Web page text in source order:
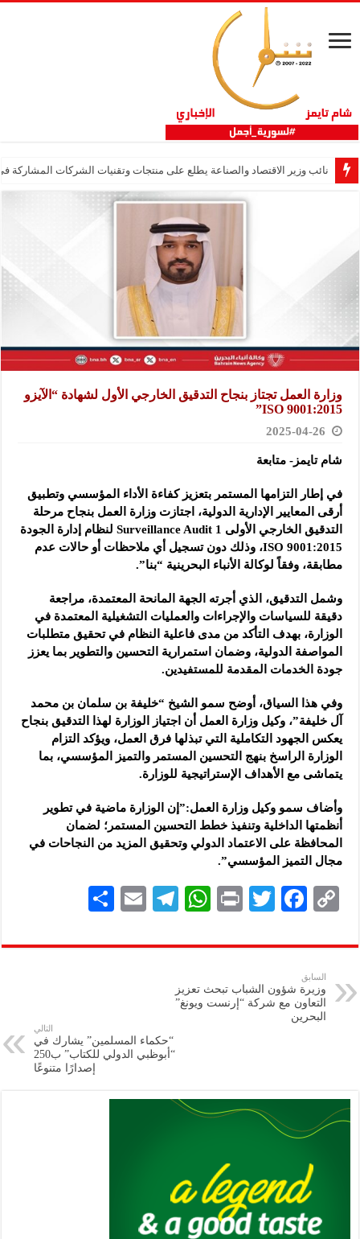
نائب وزير الاقتصاد والصناعة يطلع على منتجات وتقنيات الشركات المشاركة في
وزارة العمل تجتاز بنجاح التدقيق الخارجي الأول لشهادة “الآيزو
ISO 9001:2015”
2025-04-26
شام تايمز- متابعة
في إطار التزامها المستمر بتعزيز كفاءة الأداء المؤسسي وتطبيق
أرقى المعايير الإدارية الدولية، اجتازت وزارة العمل بنجاح مرحلة
التدقيق الخارجي الأولى Surveillance Audit 1 لنظام إدارة الجودة
ISO 9001:2015، وذلك دون تسجيل أي ملاحظات أو حالات عدم
مطابقة، وفقاً لوكالة الأنباء البحرينية “بنا”.
وشمل التدقيق، الذي أجرته الجهة المانحة المعتمدة، مراجعة
دقيقة للسياسات والإجراءات والعمليات التشغيلية المعتمدة في
الوزارة، بهدف التأكد من مدى فاعلية النظام في تحقيق متطلبات
المواصفة الدولية، وضمان استمرارية التحسين والتطوير بما يعزز
جودة الخدمات المقدمة للمستفيدين.
وفي هذا السياق، أوضح سمو الشيخ “خليفة بن سلمان بن محمد
آل خليفة”، وكيل وزارة العمل أن اجتياز الوزارة لهذا التدقيق بنجاح
يعكس الجهود التكاملية التي تبذلها فرق العمل، ويؤكد التزام
الوزارة الراسخ بنهج التحسين المستمر والتميز المؤسسي، بما
يتماشى مع الأهداف الإستراتيجية للوزارة.
وأضاف سمو وكيل وزارة العمل:”إن الوزارة ماضية في تطوير
أنظمتها الداخلية وتنفيذ خطط التحسين المستمر؛ لضمان
المحافظة على الاعتماد الدولي وتحقيق المزيد من النجاحات في
مجال التميز المؤسسي”.
C
p
y
Li
n
F
eb
k
T
tt
P
nt
W
at
A
p
Te
gr
E
ai
ar
السابق
وزيرة شؤون الشباب تبحث تعزيز
التعاون مع شركة “إرنست ويونغ”
البحرين
التالي
“حكماء المسلمين” يشارك في
“أبوظبي الدولي للكتاب” ب250
إصدارًا متنوعًا